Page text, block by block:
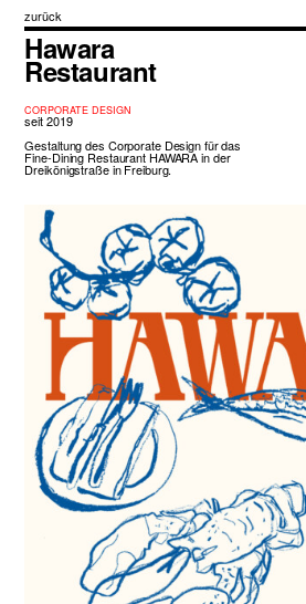
zurück
Hawara
Restaurant
CORPORATE DESIGN
seit 2019
Gestaltung des Corporate Design für das
Fine-Dining Restaurant HAWARA in der
Dreikönigstraße in Freiburg.